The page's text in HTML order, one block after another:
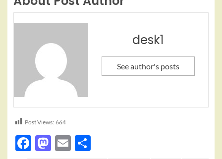
desk1
See author's posts
Post Views: 664
Facebook
Mastodon
Email